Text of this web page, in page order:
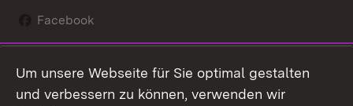
Facebook
Social Wall
Um unsere Webseite für Sie optimal gestalten
und verbessern zu können, verwenden wir